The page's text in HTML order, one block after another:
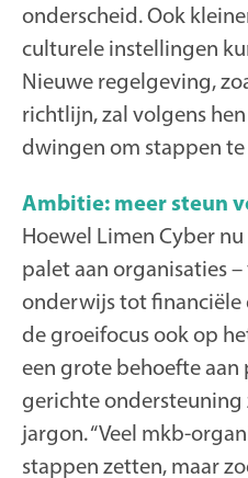
onderscheid. Ook
culturele instellingen
Nieuwe regelgeving,
richtlijn, zal volgens
dwingen om stappen
Ambitie: meer steun
Hoewel Limen Cyber
palet aan organisaties
onderwijs tot
de groeifocus ook op
een grote behoefte aan
gerichte
jargon. “Veel mkb-
stappen zetten, maar